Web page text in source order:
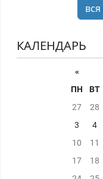
КАЛЕНДАРЬ
«
ПН
ВТ
27
28
3
4
10
11
17
18